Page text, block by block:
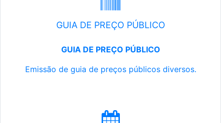
GUIA DE PREÇO PÚBLICO
GUIA DE PREÇO PÚBLICO
Emissão de guia de preços públicos diversos.